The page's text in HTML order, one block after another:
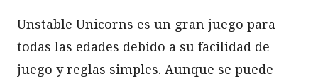
Unstable Unicorns es un gran juego para
todas las edades debido a su facilidad de
juego y reglas simples. Aunque se puede